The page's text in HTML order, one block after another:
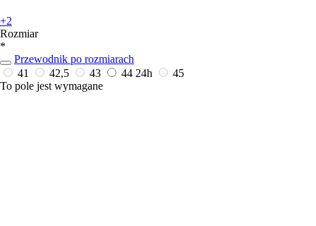
+2
Rozmiar
*
Przewodnik po rozmiarach
41
42,5 43 44 24h
45
To pole jest wymagane